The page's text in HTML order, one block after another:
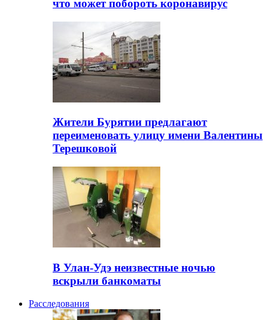
что может побороть коронавирус
Жители Бурятии предлагают
переименовать улицу имени Валентины
Терешковой
В Улан-Удэ неизвестные ночью
вскрыли банкоматы
Расследования